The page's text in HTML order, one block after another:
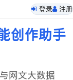
登录 注册
创作助手
网文大数据